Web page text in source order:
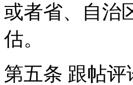
或者省、自治
估。
第五条 跟帖